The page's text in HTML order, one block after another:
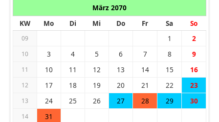
März 2070
KW
Mo Di Mi Do Fr Sa So
09 1 2
10 3 4 5 6 7 8 9
11 10 11 12 13 14 15 16
12 17 18 19 20 21 22 23
13 24 25 26 27 28 29 30
14 31